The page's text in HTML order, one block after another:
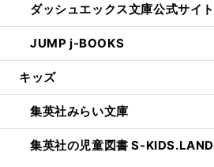
ダッシュエックス文庫公式サイト
JUMP j-BOOKS
キッズ
集英社みらい文庫
集英社の児童図書 S-KIDS.LAND